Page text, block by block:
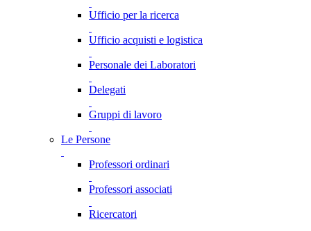
Ufficio per la ricerca
Ufficio acquisti e logistica
Personale dei Laboratori
Delegati
Gruppi di lavoro
Le Persone
Professori ordinari
Professori associati
Ricercatori